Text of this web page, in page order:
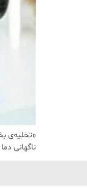
«تخلیه‌ی
ناگهانی